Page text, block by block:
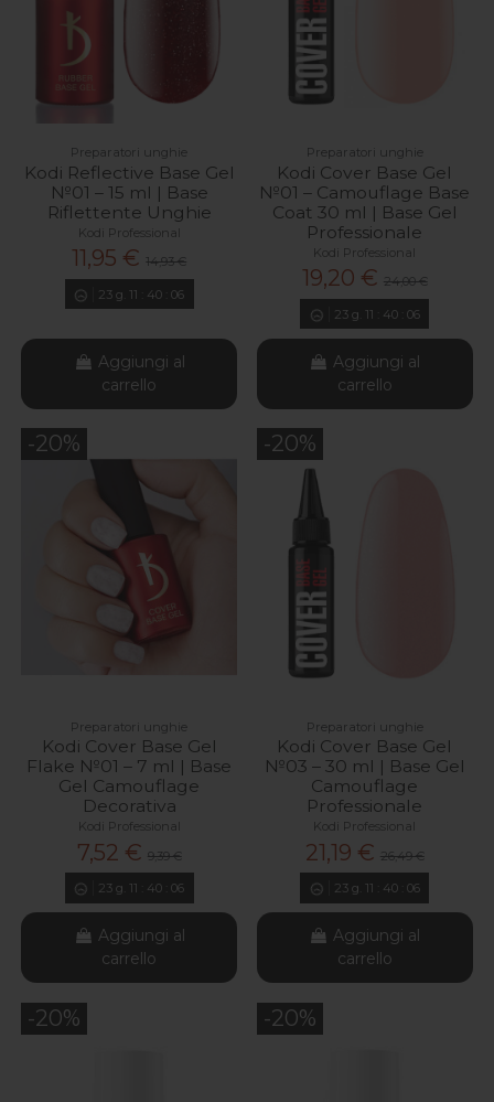
Preparatori unghie
Kodi Reflective Base Gel
№01 – 15 ml | Base
Riflettente Unghie
Kodi Professional
11,95 € 14,93 €
23g. 11 40: 04
Aggiungi al
carrello
Preparatori unghie
Kodi Cover Base Gel
№01 – Camouflage Base
Coat 30 ml | Base Gel
Professionale
Kodi Professional
19,20 € 24,00 €
23g. 11: 40: 04
Aggiungi al
carrello
-20%
Preparatori unghie
Kodi Cover Base Gel
Flake №01 – 7 ml | Base
Gel Camouflage
Decorativa
Kodi Professional
7,52 € 9,39 €
23g. 11 40: 04
Aggiungi al
carrello
-20%
Preparatori unghie
Kodi Cover Base Gel
№03 – 30 ml | Base Gel
Camouflage
Professionale
Kodi Professional
21,19 € 26,49 €
23g. 11: 40: 04
Aggiungi al
carrello
-20% -20%